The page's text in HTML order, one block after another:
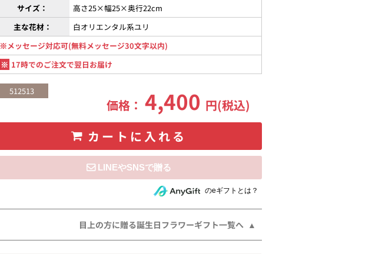
サイズ：
高さ25×幅25×奥行22cm
主な花材：
白オリエンタル系ユリ
※メッセージ対応可(無料メッセージ30文字以内)
※ 17時でのご注文で翌日お届け
512513
価格：4,400 円(税込)
カートに入れる
住所を知らない相手にeギフトで贈るのeギフトとは？
目上の方に贈る誕生日フラワーギフト一覧へ